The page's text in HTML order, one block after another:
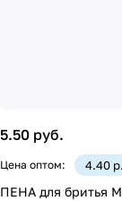
5.50 руб.
Цена оптом: 4.40
ПЕНА для бритья